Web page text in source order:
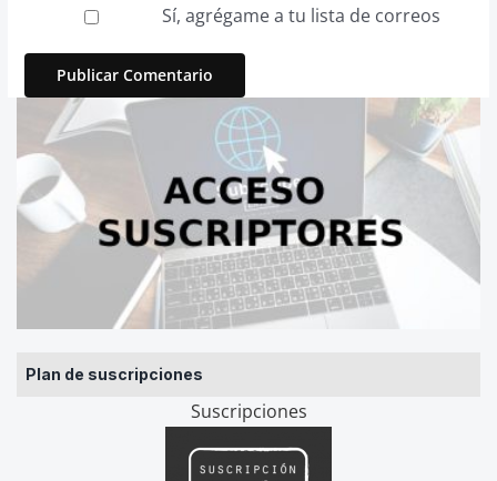
Plan de suscripciones
Suscripciones
Sí, agrégame a tu lista de correos